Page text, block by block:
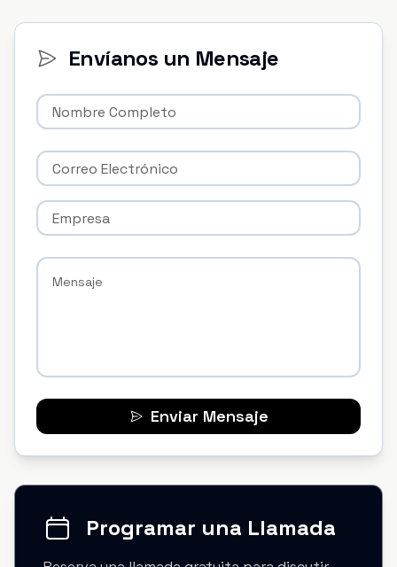
Envíanos un Mensaje
Enviar Mensaje
Programar una Llamada